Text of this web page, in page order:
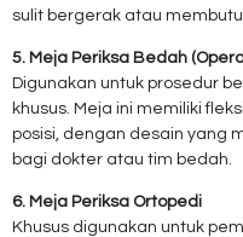
sulit bergerak atau
5. Meja Periksa Bedah
Digunakan untuk prosedur
khusus. Meja ini memiliki
posisi, dengan desain yang
bagi dokter atau tim bedah.
6. Meja Periksa Ortopedi
Khusus digunakan untuk